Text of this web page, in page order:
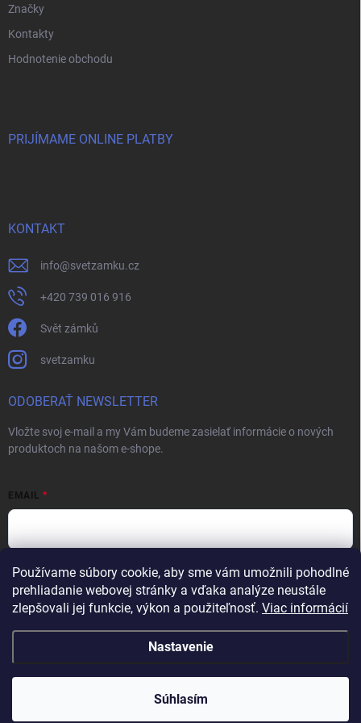
Používame súbory cookie, aby sme vám umožnili pohodlné
prehliadanie webovej stránky a vďaka analýze neustále
zlepšovali jej funkcie, výkon a použiteľnosť. Viac informácií
Nastavenie
Súhlasím
Značky
Kontakty
Hodnotenie obchodu
PRIJÍMAME ONLINE PLATBY
KONTAKT
info@svetzamku.cz
+420 739 016 916
Svět zámků
svetzamku
ODOBERAŤ NEWSLETTER
Vložte svoj e-mail a my Vám budeme zasielať informácie o nových
produktoch na našom e-shope.
EMAIL
Vložením e-mailu súhlasíte spodmienkami ochrany osobných údajov
Prihlásiť sa
Copyright 2026Svet zámkov. Všetky práva vyhradené.Upraviť nastavenie
cookies